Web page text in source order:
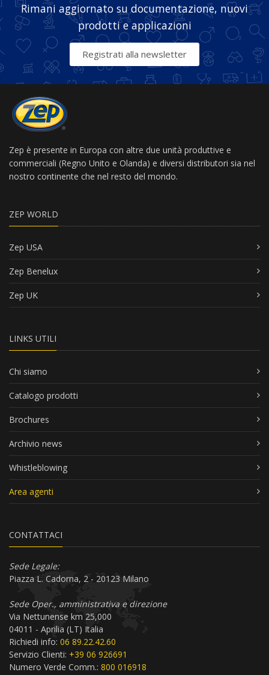
Rimani aggiornato su documentazione, nuovi
prodotti e applicazioni
Registrati alla newsletter
Zep è presente in Europa con altre due unità produttive e
commerciali (Regno Unito e Olanda) e diversi distributori sia nel
nostro continente che nel resto del mondo.
ZEP WORLD
Zep USA
Zep Benelux
Zep UK
LINKS UTILI
Chi siamo
Catalogo prodotti
Brochures
Archivio news
Whistleblowing
Area agenti
CONTATTACI
Sede Legale:
Piazza L. Cadorna, 2 - 20123 Milano
Sede Oper., amministrativa e direzione
Via Nettunense km 25,000
04011 - Aprilia (LT) Italia
Richiedi info: 06 89.22.42.60
Servizio Clienti: +39 06 926691
Numero Verde Comm.: 800 016918